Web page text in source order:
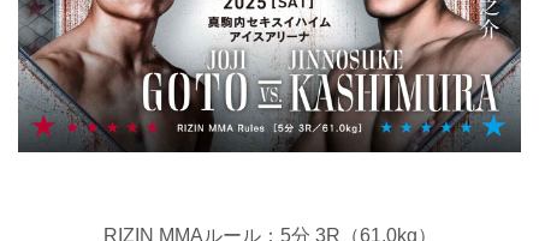
RIZIN MMAルール：5分 3R（61.0kg）